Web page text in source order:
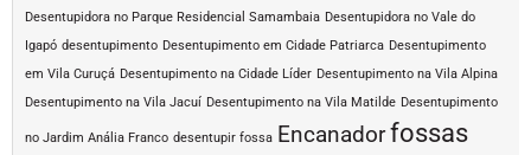
Desentupidora no Parque Residencial Samambaia Desentupidora no Vale do
Igapó desentupimento Desentupimento em Cidade Patriarca Desentupimento
em Vila Curuçá Desentupimento na Cidade Líder Desentupimento na Vila Alpina
Desentupimento na Vila Jacuí Desentupimento na Vila Matilde Desentupimento
no Jardim Anália Franco desentupir fossa Encanadorfossas